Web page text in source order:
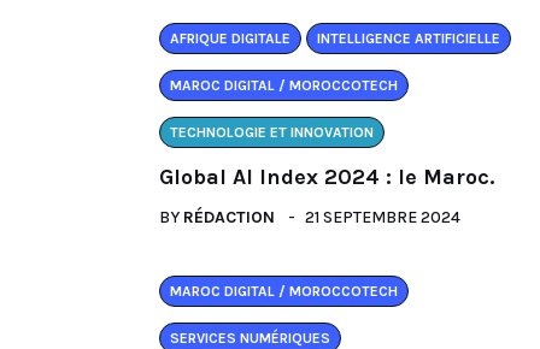
AFRIQUE DIGITALE INTELLIGENCE ARTIFICIELLE
MAROC DIGITAL / MOROCCOTECH
TECHNOLOGIE ET INNOVATION
Global AI Index 2024 : le Maroc.
BY RÉDACTION 21 SEPTEMBRE 2024
MAROC DIGITAL / MOROCCOTECH
SERVICES NUMÉRIQUES